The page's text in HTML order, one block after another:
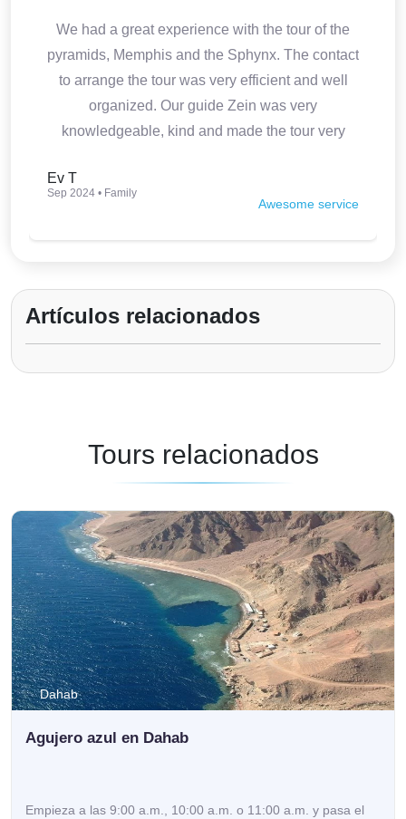
We had a great experience with the tour of the
pyramids, Memphis and the Sphynx. The contact
to arrange the tour was very efficient and well
organized. Our guide Zein was very
knowledgeable, kind and made the tour very
Ev T
Sep 2024 • Family
Awesome service
Artículos relacionados
Tours relacionados
Dahab
Agujero azul en Dahab
Empieza a las 9:00 a.m., 10:00 a.m. o 11:00 a.m. y pasa el